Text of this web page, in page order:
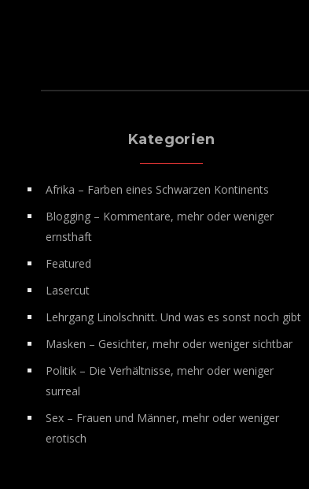
Kategorien
Afrika – Farben eines Schwarzen Kontinents
Blogging – Kommentare, mehr oder weniger
ernsthaft
Featured
Lasercut
Lehrgang Linolschnitt. Und was es sonst noch gibt
Masken – Gesichter, mehr oder weniger sichtbar
Politik – Die Verhältnisse, mehr oder weniger
surreal
Sex – Frauen und Männer, mehr oder weniger
erotisch